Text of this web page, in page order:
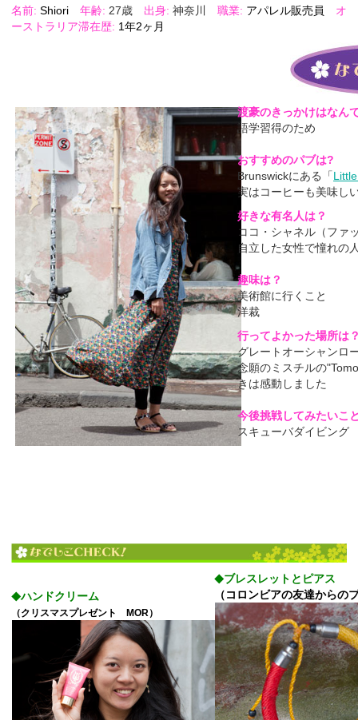
名前: Shiori 年齢: 27歳 出身: 神奈川 職業: アパレル販売員
オ
ーストラリア滞在歴: 1年2ヶ月
渡豪のきっかけはなん
語学習得のため
おすすめのパブは?
Brunswickにある「
実はコーヒーも美味し
好きな有名人は？
ココ・シャネル（ファ
自立した女性で憧れの
趣味は？
美術館に行くこと
洋裁
行ってよかった場所は
グレートオーシャンロ
念願のミスチルの
きは感動しました
今後挑戦してみたいこ
スキューバダイビング
◆ハンドクリーム
（クリスマスプレゼント MOR）
◆ブレスレットとピアス
（コロンビアの友達から